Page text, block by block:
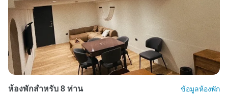
ห้องพักสำหรับ 8 ท่าน ข้อมูลห้องพัก